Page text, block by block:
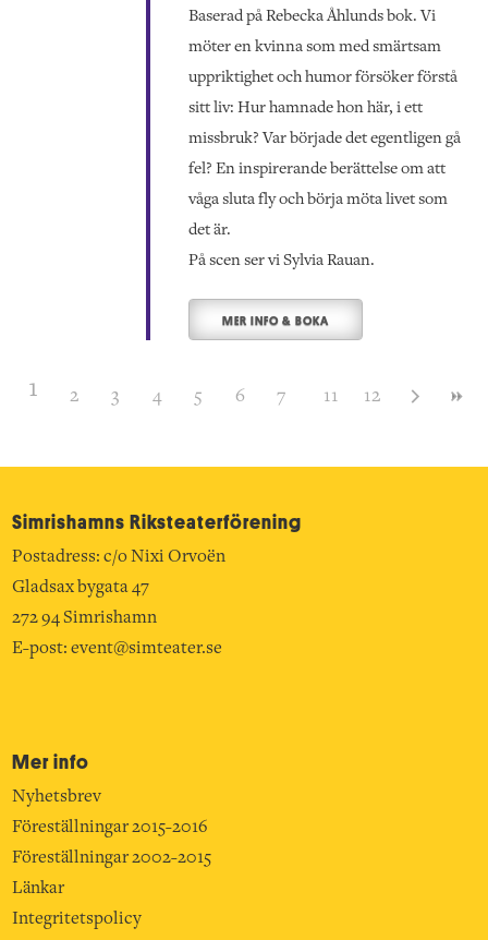
Baserad på Rebecka Åhlunds bok. Vi
möter en kvinna som med smärtsam
uppriktighet och humor försöker förstå
sitt liv: Hur hamnade hon här, i ett
missbruk? Var började det egentligen gå
fel? En inspirerande berättelse om att
våga sluta fly och börja möta livet som
det är.
På scen ser vi Sylvia Rauan.
MER INFO & BOKA
1 2 3 4 5 6 7 8 9 10
11 12
Simrishamns Riksteater­förening
Postadress: c/o Nixi Orvoën
Gladsax bygata 47
272 94 Simrishamn
E-post:event@simteater.se
Mer info
Nyhetsbrev
Föreställningar 2015-2016
Föreställningar 2002-2015
Länkar
Integritetspolicy